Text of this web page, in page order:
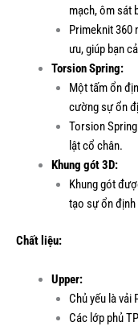
mạch, ôm sát
Primeknit 360
ưu, giúp bạn
Torsion Spring:
Một tấm ổn
cường sự ổn
Torsion
lật cổ chân.
Khung gót 3D:
Khung gót
tạo sự ổn định
Chất liệu:
Upper:
Chủ yếu là vải
Các lớp phủ